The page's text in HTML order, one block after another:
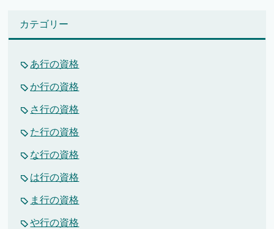
カテゴリー
あ行の資格
か行の資格
さ行の資格
た行の資格
な行の資格
は行の資格
ま行の資格
や行の資格